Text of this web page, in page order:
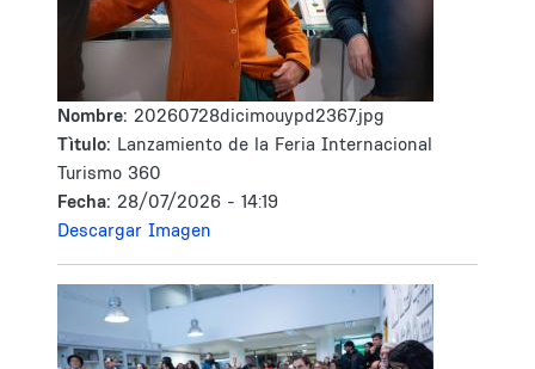
Nombre: 20260728dicimouypd2367.jpg
Tìtulo: Lanzamiento de la Feria Internacional
Turismo 360
Fecha: 28/07/2026 - 14:19
Descargar Imagen